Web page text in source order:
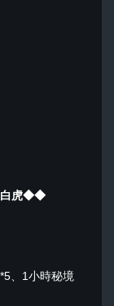
虎◆◆
、1小時秘境